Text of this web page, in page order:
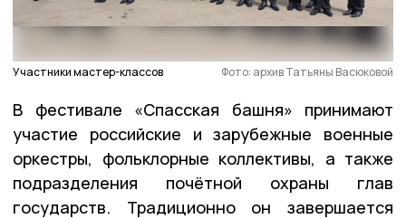
Участники мастер-классов Фото: архив Татьяны Васюковой
В фестивале «Спасская башня» принимают
участие российские и зарубежные военные
оркестры, фольклорные коллективы, а также
подразделения почётной охраны глав
государств. Традиционно он завершается